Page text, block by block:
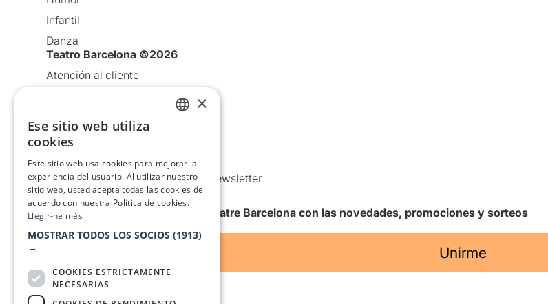
Infantil
Danza
Teatro Barcelona ©2026
Atención al cliente
Política de Cookies
Condiciones de uso
Comunicaciones comerciales y Newsletter
Anuncia’t
Quiero recibir la newsletter de Teatre Barcelona con las novedades, promociones y sorteos
Unirme
×
Ese sitio web utiliza
cookies
Este sitio web usa cookies para mejorar la
experiencia del usuario. Al utilizar nuestro
sitio web, usted acepta todas las cookies de
acuerdo con nuestra Política de cookies.
Llegir-ne més
MOSTRAR TODOS LOS SOCIOS (1913)
→
COOKIES ESTRICTAMENTE
NECESARIAS